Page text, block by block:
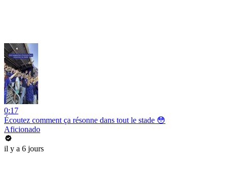
0:17
Écoutez comment ça résonne dans tout le stade 😳
Aficionado
il y a 6 jours